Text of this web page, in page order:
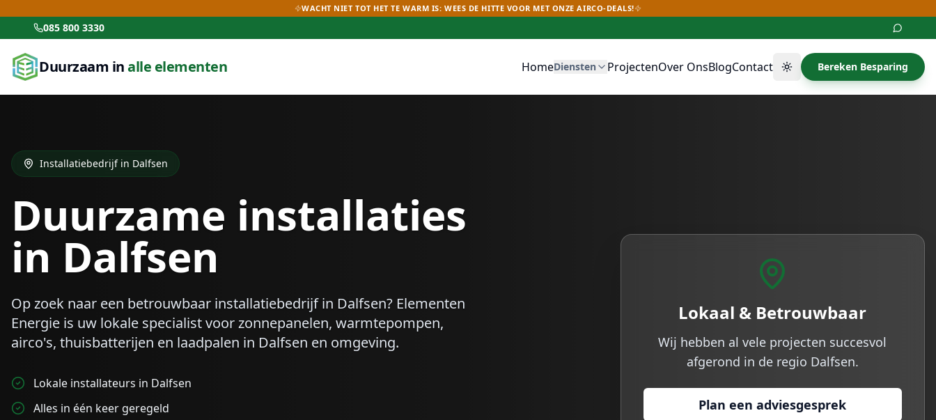
WACHT NIET TOT HET TE WARM IS: WEES DE HITTE VOOR MET ONZE AIRCO-DEALS!
085 800 3330
Duurzaam inalle elementen HomeDiensten ProjectenOver OnsBlogContact Thema wisselen
Bereken Besparing
Installatiebedrijf in Dalfsen
Duurzame installaties
in Dalfsen
Op zoek naar een betrouwbaar installatiebedrijf in Dalfsen? Elementen
Energie is uw lokale specialist voor zonnepanelen, warmtepompen,
airco's, thuisbatterijen en laadpalen in Dalfsen en omgeving.
Lokale installateurs in Dalfsen
Alles in één keer geregeld
Lokaal & Betrouwbaar
Wij hebben al vele projecten succesvol
afgerond in de regio Dalfsen.
Plan een adviesgesprek